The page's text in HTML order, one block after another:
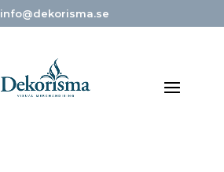
info@dekorisma.se